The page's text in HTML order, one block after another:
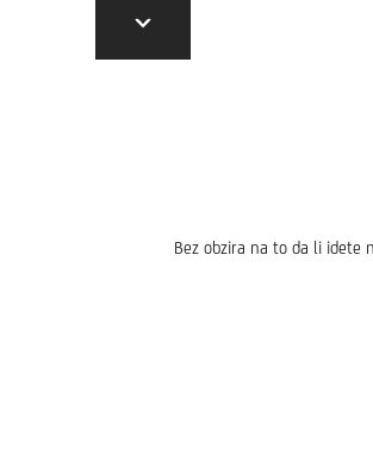
Bez obzira na to da li idete